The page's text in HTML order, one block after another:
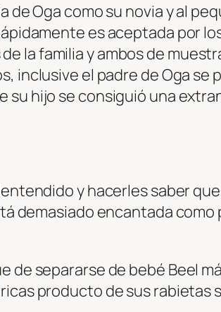
de Oga como su novia y al
es aceptada por
la familia y ambos de
, inclusive el padre de Oga se
su hijo se consiguió una
y hacerles saber
demasiado encantada como
de separarse de bebé Beel
producto de sus rabietas